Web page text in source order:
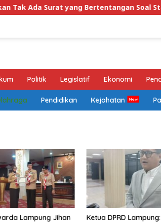
Bertentangan Soal Status Lahan
Politik Legislatif Ekonomi
Pendidikan Kejahatan
Lampung Jihan
Ketua DPRD